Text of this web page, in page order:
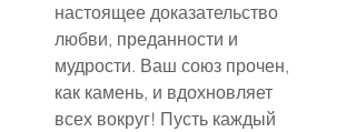
настоящее доказательство
любви, преданности и
мудрости. Ваш союз прочен,
как камень, и вдохновляет
всех вокруг! Пусть каждый